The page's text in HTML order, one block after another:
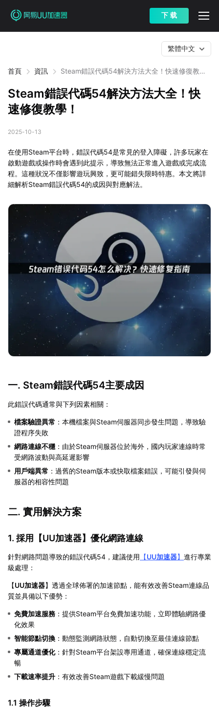
下 载
首頁 資訊
Steam錯誤代碼54解決方法大全！快速修復教
繁體中文
Steam錯誤代碼54解決方法大全！快
速修復教學！
2025-10-13
在使用Steam平台時，錯誤代碼54是常見的登入障礙，許多玩家在
啟動遊戲或操作時會遇到此提示，導致無法正常進入遊戲或完成流
程。這種狀況不僅影響遊玩興致，更可能錯失限時特惠。本文將詳
細解析Steam錯誤代碼54的成因與對應解法。
一. Steam錯誤代碼54主要成因
此錯誤代碼通常與下列因素相關：
檔案驗證異常 ：本機檔案與Steam伺服器同步發生問題，導致驗
證程序失敗
網路連線不穩 ：由於Steam伺服器位於海外，國内玩家連線時常
受網路波動與高延遲影響
用戶端異常 ：過舊的Steam版本或快取檔案錯誤，可能引發與伺
服器的相容性問題
二. 實用解決方案
1. 採用【UU加速器】優化網路連線
針對網路問題導致的錯誤代碼54，建議使用 【UU加速器】 進行專業
級處理：
【UU加速器】透過全球佈署的加速節點，能有效改善Steam連線品
質並具備以下優勢：
免費加速服務 ：提供Steam平台免費加速功能，立即體驗網路優
化效果
智能節點切換 ：動態監測網路狀態，自動切換至最佳連線節點
專屬通道優化：針對Steam平台架設專用通道，確保連線穩定流
暢
下載速率提升 ：有效改善Steam遊戲下載緩慢問題
1.1 操作步驟